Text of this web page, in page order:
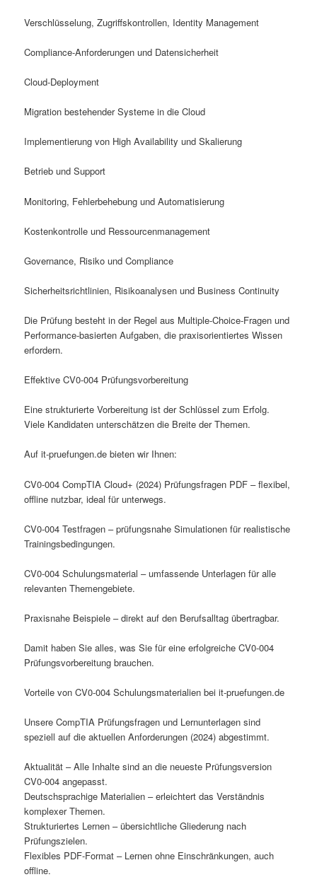
Verschlüsselung, Zugriffskontrollen, Identity Management
Compliance-Anforderungen und Datensicherheit
Cloud-Deployment
Migration bestehender Systeme in die Cloud
Implementierung von High Availability und Skalierung
Betrieb und Support
Monitoring, Fehlerbehebung und Automatisierung
Kostenkontrolle und Ressourcenmanagement
Governance, Risiko und Compliance
Sicherheitsrichtlinien, Risikoanalysen und Business Continuity
Die Prüfung besteht in der Regel aus Multiple-Choice-Fragen und
Performance-basierten Aufgaben, die praxisorientiertes Wissen
erfordern.
Effektive CV0-004 Prüfungsvorbereitung
Eine strukturierte Vorbereitung ist der Schlüssel zum Erfolg.
Viele Kandidaten unterschätzen die Breite der Themen.
Auf it-pruefungen.de bieten wir Ihnen:
CV0-004 CompTIA Cloud+ (2024) Prüfungsfragen PDF – flexibel,
offline nutzbar, ideal für unterwegs.
CV0-004 Testfragen – prüfungsnahe Simulationen für realistische
Trainingsbedingungen.
CV0-004 Schulungsmaterial – umfassende Unterlagen für alle
relevanten Themengebiete.
Praxisnahe Beispiele – direkt auf den Berufsalltag übertragbar.
Damit haben Sie alles, was Sie für eine erfolgreiche CV0-004
Prüfungsvorbereitung brauchen.
Vorteile von CV0-004 Schulungsmaterialien bei it-pruefungen.de
Unsere CompTIA Prüfungsfragen und Lernunterlagen sind
speziell auf die aktuellen Anforderungen (2024) abgestimmt.
Aktualität – Alle Inhalte sind an die neueste Prüfungsversion
CV0-004 angepasst.
Deutschsprachige Materialien – erleichtert das Verständnis
komplexer Themen.
Strukturiertes Lernen – übersichtliche Gliederung nach
Prüfungszielen.
Flexibles PDF-Format – Lernen ohne Einschränkungen, auch
offline.